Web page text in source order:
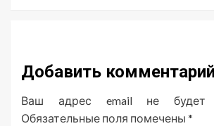
Добавить комментарий
Ваш адрес email не будет
Обязательные поля помечены *